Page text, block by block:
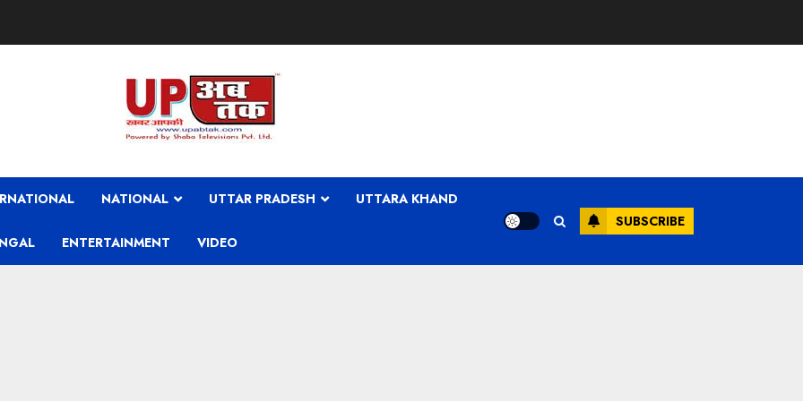
NATIONAL UTTAR PRADESH UTTARA KHAND
ENTERTAINMENT VIDEO
SUBSCRIBE